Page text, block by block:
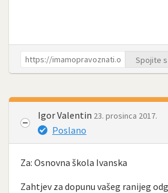
Spojite
Igor Valentin 23. prosinca 2017.
Poslano
Za: Osnovna škola Ivanska
Zahtjev za dopunu vašeg ranijeg